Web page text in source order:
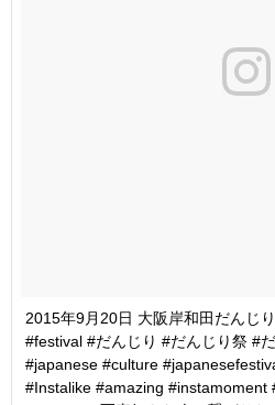
2015年9月20日 大阪岸和田だんじ
#festival #だんじり #だんじり祭 #
#japanese #culture
#Instalike #amazing #instamoment